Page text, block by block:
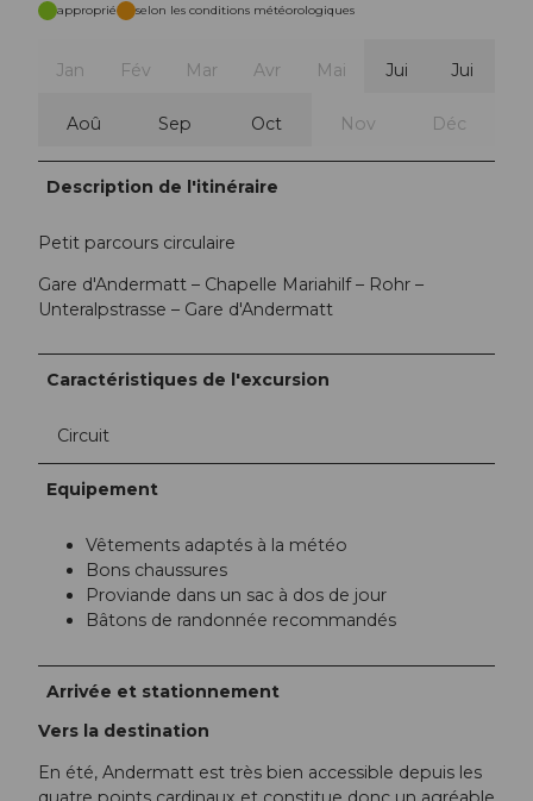
approprié selon les conditions météorologiques
Jan Fév Mar Avr Mai Jui Jui
Aoû Sep Oct Nov Déc
Description de l'itinéraire
Petit parcours circulaire
Gare d'Andermatt – Chapelle Mariahilf – Rohr –
Unteralpstrasse – Gare d'Andermatt
Caractéristiques de l'excursion
Circuit
Equipement
Vêtements adaptés à la météo
Bons chaussures
Proviande dans un sac à dos de jour
Bâtons de randonnée recommandés
Arrivée et stationnement
Vers la destination
En été, Andermatt est très bien accessible depuis les